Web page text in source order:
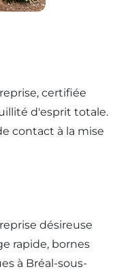
certifiée
d'esprit totale.
contact à la mise
désireuse
rapide, bornes
à Bréal-sous-